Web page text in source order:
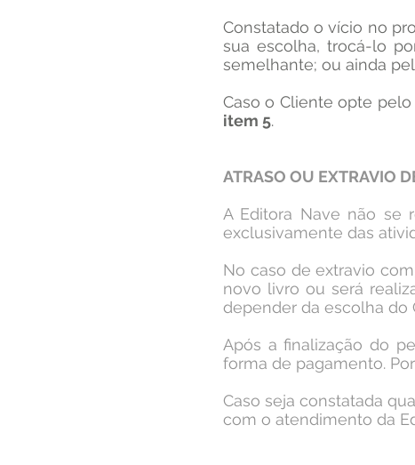
Constatado o vício no
sua escolha, trocá-lo
semelhante; ou ainda
Caso o Cliente opte
item 5.
ATRASO OU EXTRAVIO
A Editora Nave não se
exclusivamente das
​No caso de extravio
novo livro ou será
depender da escolha do
Após a finalização do
forma de pagamento.
Caso seja constatada
com o atendimento da